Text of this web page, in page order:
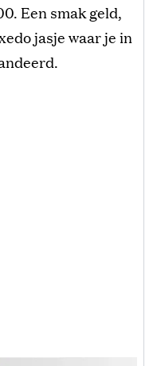
Een smak geld,
jasje waar je in